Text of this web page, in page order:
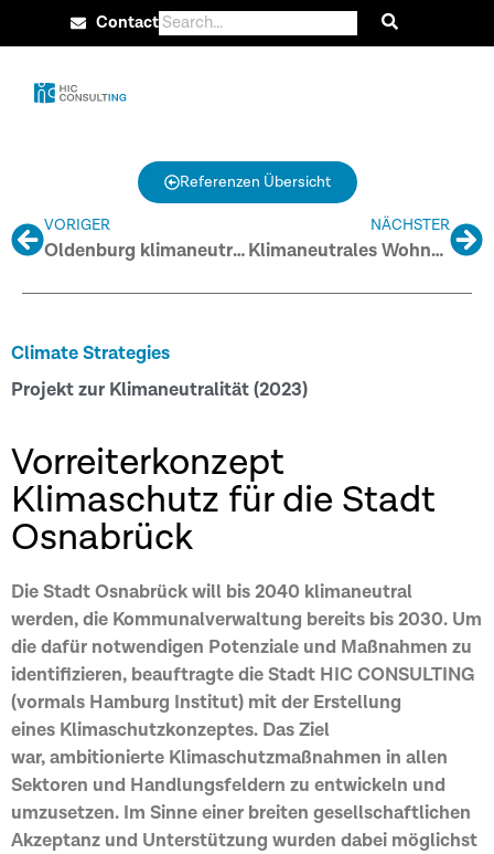
Contact
Referenzen Übersicht
VORIGER
Oldenburg klimaneutral 2035 – Entwicklung eines Maßnahmenplans
NÄCHSTER
Klimaneutrales Wohnen in Hamburg bis 2045
Climate Strategies
Projekt zur Klimaneutralität (2023)
Vorreiterkonzept
Klimaschutz für die Stadt
Osnabrück
Die Stadt Osnabrück will bis 2040 klimaneutral
werden, die Kommunalverwaltung bereits bis 2030. Um
die dafür notwendigen Potenziale und Maßnahmen zu
identifizieren, beauftragte die Stadt HIC CONSULTING
(vormals Hamburg Institut) mit der Erstellung
eines Klimaschutzkonzeptes. Das Ziel
war,ambitionierte Klimaschutzmaßnahmen in allen
Sektoren und Handlungsfeldern zu entwickeln und
umzusetzen. Im Sinne einer breiten gesellschaftlichen
Akzeptanz und Unterstützung wurden dabei möglichst